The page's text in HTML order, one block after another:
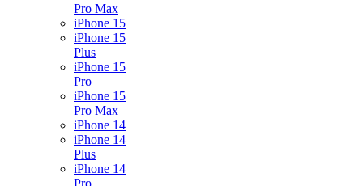
Pro Max
iPhone 15
iPhone 15
Plus
iPhone 15
Pro
iPhone 15
Pro Max
iPhone 14
iPhone 14
Plus
iPhone 14
Pro